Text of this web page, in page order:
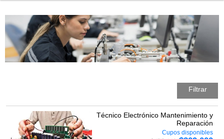
Filtrar
Técnico Electrónico Mantenimiento y
Reparación
Cupos disponibles